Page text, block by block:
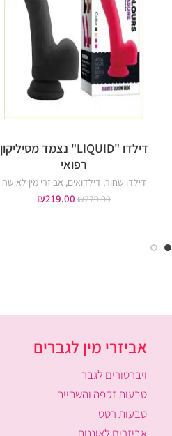
סגול צבע גוף
דילדו "LIQUID" נצמד מסיליקון
רפואי
דילדו שחור, דילדואים, אביזרי מין לאישה
₪279.00
₪219.00
אביזרי מין לגברים
ויברטורים לגבר
טבעות זקפה והשהייה
טבעות רטט